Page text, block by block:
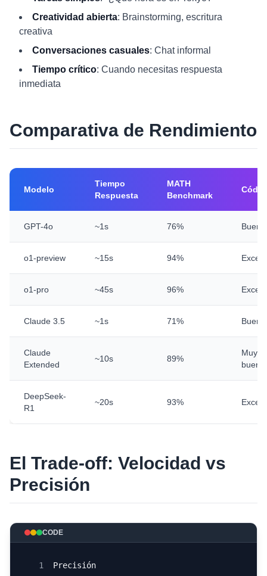
Creatividad abierta: Brainstorming, escritura
creativa
Conversaciones casuales: Chat informal
Tiempo crítico: Cuando necesitas respuesta
inmediata
Comparativa de Rendimiento
Modelo
Tiempo
Respuesta
MATH
Benchmark
GPT-4o ~1s 76% Bueno
o1-preview ~15s 94%
o1-pro ~45s 96%
Claude 3.5 ~1s 71% Bueno
Claude
Extended
~10s 89%
Muy
bueno
DeepSeek-
R1
~20s 93%
El Trade-off: Velocidad vs
Precisión
CODE
1
Precisión